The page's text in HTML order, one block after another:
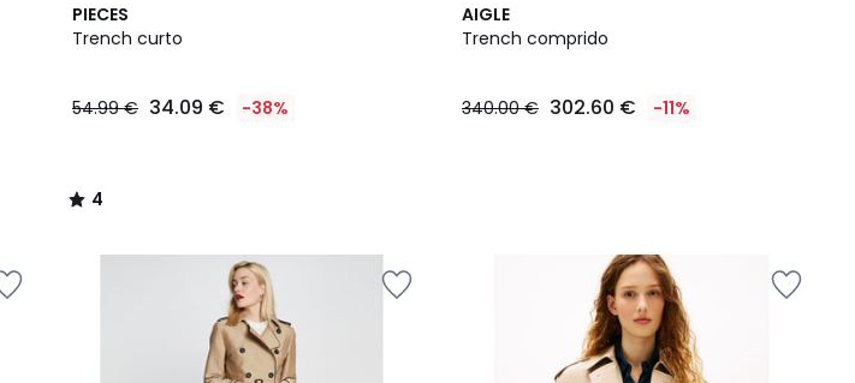
PIECES
Trench curto
54.99 € 34.09 € -38%
4
/
4
/
AIGLE
Trench comprido
340.00 € 302.60 € -11%